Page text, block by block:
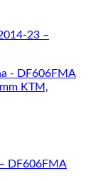
23 –
DF606FMA